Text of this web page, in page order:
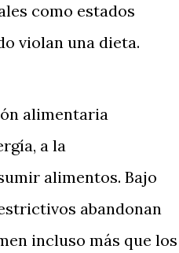
como estados
violan una dieta.
alimentaria
a la
alimentos. Bajo
abandonan
incluso más que los